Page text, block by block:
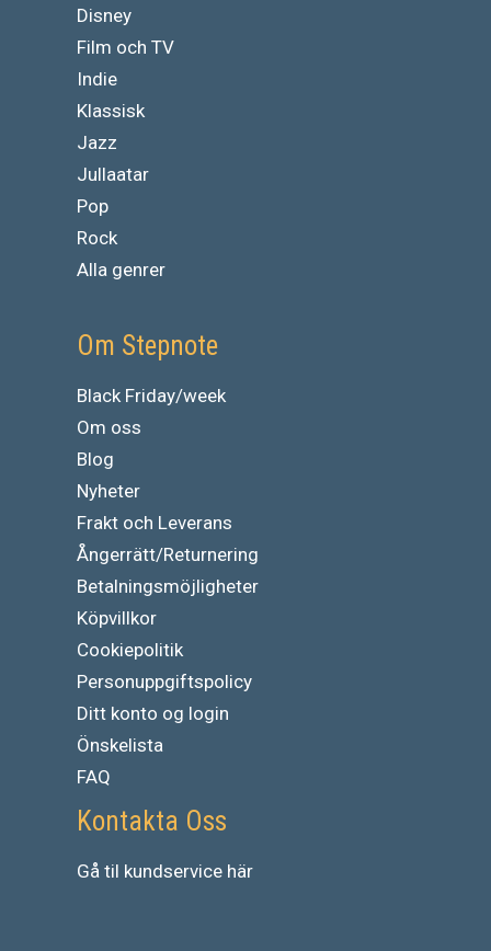
Disney
Film och TV
Indie
Klassisk
Jazz
Jullaatar
Pop
Rock
Alla genrer
Om Stepnote
Black Friday/week
Om oss
Blog
Nyheter
Frakt och Leverans
Ångerrätt/Returnering
Betalningsmöjligheter
Köpvillkor
Cookiepolitik
Personuppgiftspolicy
Ditt konto og login
Önskelista
FAQ
Kontakta Oss
Gå til kundservice här